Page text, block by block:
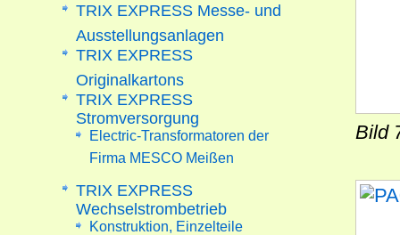
Bild
TRIX EXPRESS Messe- und
Ausstellungsanlagen
TRIX EXPRESS
Originalkartons
TRIX EXPRESS
Stromversorgung
Electric-Transformatoren der
Firma MESCO Meißen
TRIX EXPRESS
Wechselstrombetrieb
Konstruktion, Einzelteile